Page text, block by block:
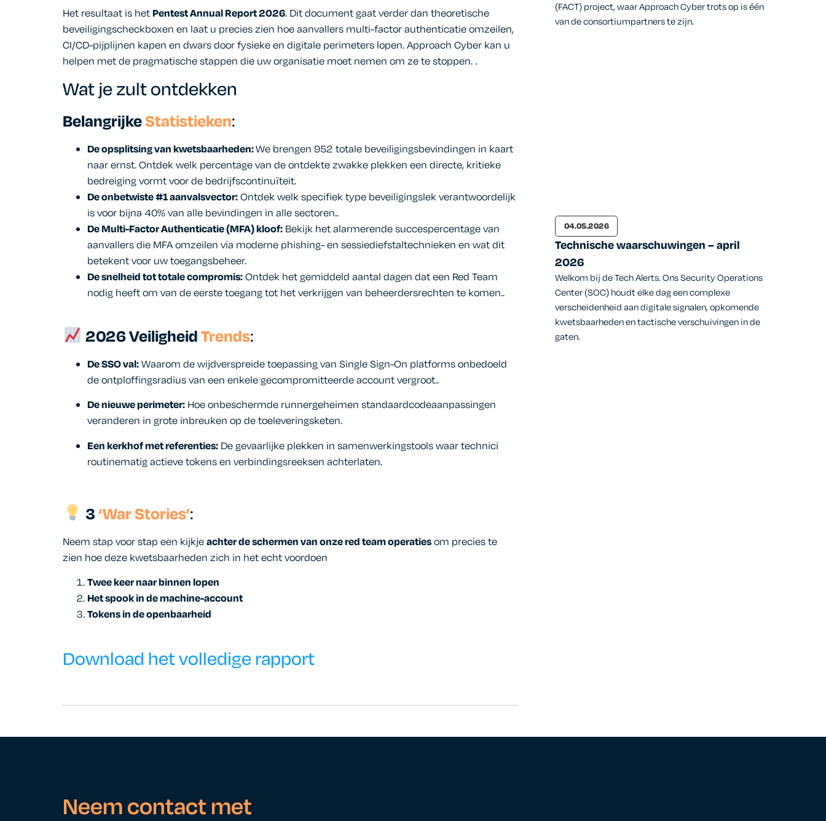
Het resultaat is hetPentest Annual Report 2026. Dit document gaat verder dan theoretische
beveiligingscheckboxen en laat u precies zien hoe aanvallers multi-factor authenticatie omzeilen,
CI/CD-pijplijnen kapen en dwars door fysieke en digitale perimeters lopen. Approach Cyber kan u
helpen met de pragmatische stappen die uw organisatie moet nemen om ze te stoppen..
Wat je zult ontdekken
BelangrijkeStatistieken:
De opsplitsing van kwetsbaarheden:We brengen 952 totale beveiligingsbevindingen in kaart
naar ernst.Ontdek welk percentage van de ontdekte zwakke plekken een directe, kritieke
bedreiging vormt voor de bedrijfscontinuïteit.
De onbetwiste #1 aanvalsvector:Ontdek welk specifiek type beveiligingslek verantwoordelijk
is voor bijna 40% van alle bevindingen in alle sectoren..
De Multi-Factor Authenticatie (MFA) kloof: Bekijk het alarmerende succespercentage van
aanvallers die MFA omzeilen via moderne phishing- en sessiediefstaltechnieken en wat dit
betekent voor uw toegangsbeheer.
De snelheid tot totale compromis:Ontdek het gemiddeld aantal dagen dat een Red Team
nodig heeft om van de eerste toegang tot het verkrijgen van beheerdersrechten te komen..
2026VeiligheidTrends:
De SSO val:Waarom de wijdverspreide toepassing van Single Sign-On platforms onbedoeld
de ontploffingsradius van een enkele gecompromitteerde account vergroot..
De nieuwe perimeter: Hoe onbeschermde runnergeheimen standaardcodeaanpassingen
veranderen in grote inbreuken op de toeleveringsketen.
Een kerkhof met referenties: De gevaarlijke plekken in samenwerkingstools waar technici
routinematig actieve tokens en verbindingsreeksen achterlaten.
3‘War Stories’:
Neem stap voor stap een kijkjeachter de schermen van onze red team operatiesom precies te
zien hoe deze kwetsbaarheden zich in het echt voordoen
Twee keer naar binnen lopen
Het spook in de machine-account
Tokens in de openbaarheid
Download het volledige rapport
(FACT) project, waar Approach Cyber trots op is één
van de consortiumpartners te zijn.
04.05.2026
Technische waarschuwingen – april
2026
Welkom bij de Tech Alerts. Ons Security Operations
Center (SOC) houdt elke dag een complexe
verscheidenheid aan digitale signalen, opkomende
kwetsbaarheden en tactische verschuivingen in de
gaten.
Neem contact met